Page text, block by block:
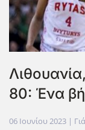
80: Ένα
06 Ιουνίου 2023 |